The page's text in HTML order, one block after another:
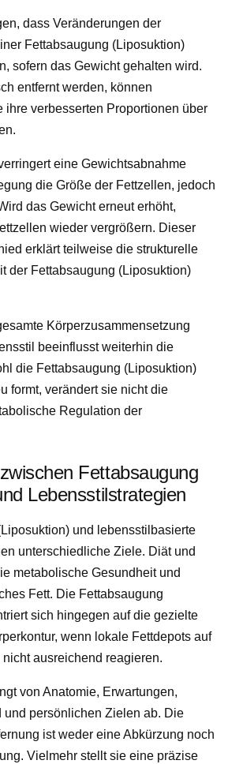
dass Veränderungen der
Fettabsaugung (Liposuktion)
sofern das Gewicht gehalten wird.
entfernt werden, können
ihre verbesserten Proportionen über
eine Gewichtsabnahme
die Größe der Fettzellen, jedoch
das Gewicht erneut erhöht,
wieder vergrößern. Dieser
erklärt teilweise die strukturelle
der Fettabsaugung (Liposuktion)
Körperzusammensetzung
beeinflusst weiterhin die
die Fettabsaugung (Liposuktion)
formt, verändert sie nicht die
Regulation der
Fettabsaugung
Lebensstilstrategien
und lebensstilbasierte
unterschiedliche Ziele. Diät und
metabolische Gesundheit und
Fett. Die Fettabsaugung
sich hingegen auf die gezielte
wenn lokale Fettdepots auf
ausreichend reagieren.
von Anatomie, Erwartungen,
und persönlichen Zielen ab. Die
ist weder eine Abkürzung noch
Vielmehr stellt sie eine präzise